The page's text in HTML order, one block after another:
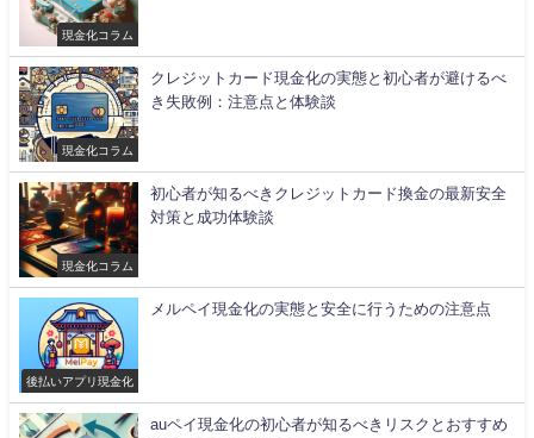
現金化コラム
現金化コラム
クレジットカード現金化の実態と初心者が避けるべ
き失敗例：注意点と体験談
現金化コラム
初心者が知るべきクレジットカード換金の最新安全
対策と成功体験談
後払いアプリ現金化
メルペイ現金化の実態と安全に行うための注意点
auペイ現金化の初心者が知るべきリスクとおすすめ